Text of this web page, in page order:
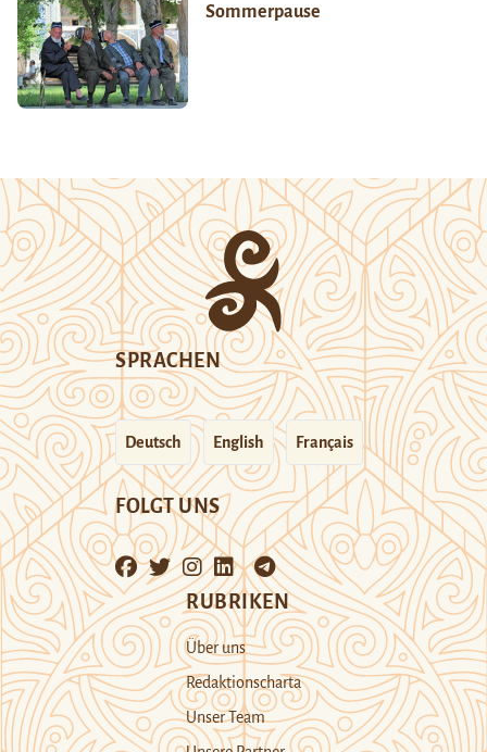
Sommerpause
SPRACHEN
Deutsch English Français
FOLGT UNS
RUBRIKEN
Über uns
Redaktionscharta
Unser Team